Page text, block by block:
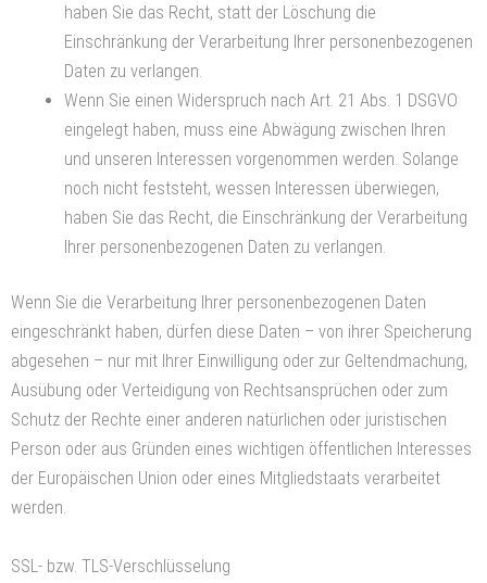
haben Sie das Recht, statt der Löschung die
Einschränkung der Verarbeitung Ihrer personenbezogenen
Daten zu verlangen.
Wenn Sie einen Widerspruch nach Art. 21 Abs. 1 DSGVO
eingelegt haben, muss eine Abwägung zwischen Ihren
und unseren Interessen vorgenommen werden. Solange
noch nicht feststeht, wessen Interessen überwiegen,
haben Sie das Recht, die Einschränkung der Verarbeitung
Ihrer personenbezogenen Daten zu verlangen.
Wenn Sie die Verarbeitung Ihrer personenbezogenen Daten
eingeschränkt haben, dürfen diese Daten – von ihrer Speicherung
abgesehen – nur mit Ihrer Einwilligung oder zur Geltendmachung,
Ausübung oder Verteidigung von Rechtsansprüchen oder zum
Schutz der Rechte einer anderen natürlichen oder juristischen
Person oder aus Gründen eines wichtigen öffentlichen Interesses
der Europäischen Union oder eines Mitgliedstaats verarbeitet
werden.
SSL- bzw. TLS-Verschlüsselung